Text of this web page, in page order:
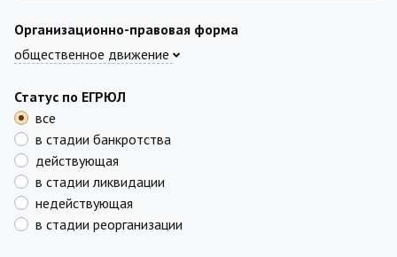
Организационно-правовая форма
общественное движение
Статус по ЕГРЮЛ
все
в стадии банкротства
действующая
в стадии ликвидации
недействующая
в стадии реорганизации